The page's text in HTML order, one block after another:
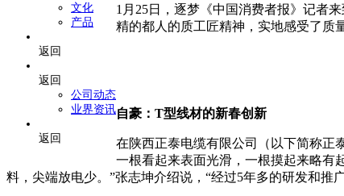
文化
产品
返回
返回
公司动态
业界资讯
返回
1月25日，逐梦《中国消费者报》记者
精的都人的质工匠精神，实地感受了质
自豪：T型线材的新春创新
在陕西正泰电缆有限公司（以下简称正
一根看起来表面光滑， 一根摸起来略有
料，尖端放电少。”张志坤介绍说，“经过5年多的研发和推